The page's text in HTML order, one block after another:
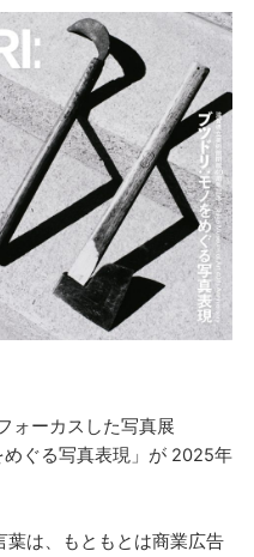
ォーカスした写真展
めぐる写真表現」が 2025年
葉は、もともとは商業広告